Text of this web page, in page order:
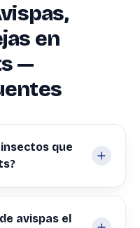
en
—
que
avispas el